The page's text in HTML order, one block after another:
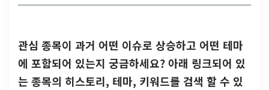
관심 종목이 과거 어떤 이슈로 상승하고 어떤 테마
에 포함되어 있는지 궁금하세요? 아래 링크되어 있
는 종목의 히스토리, 테마, 키워드를 검색 할 수 있